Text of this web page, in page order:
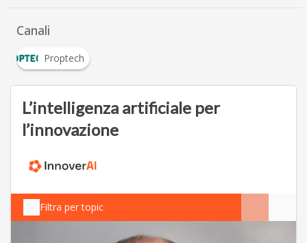
Canali
Proptech
L’intelligenza artificiale per
l’innovazione
Filtra per topic